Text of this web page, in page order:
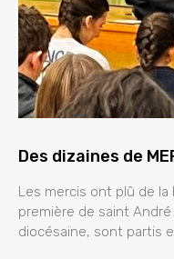
Des dizaines de
Les mercis ont plû de
première de saint
diocésaine, sont partis